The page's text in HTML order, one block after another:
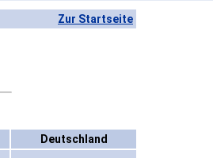
Zur Startseite
Deutschland